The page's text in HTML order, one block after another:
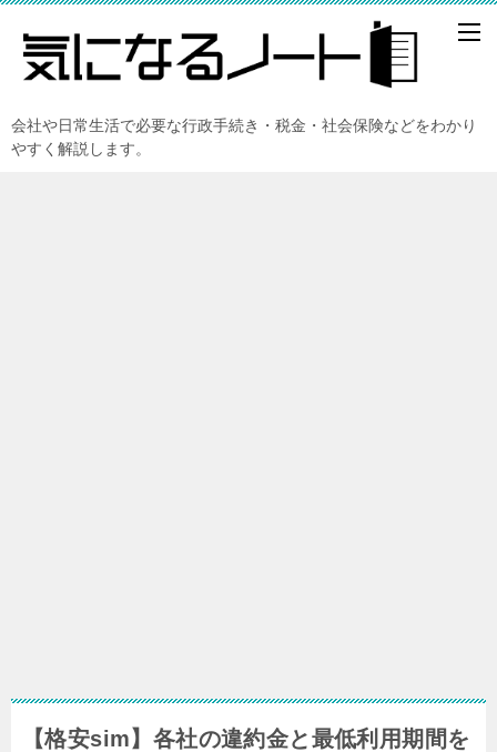
会社や日常生活で必要な行政手続き・税金・社会保険などをわかり
やすく解説します。
【格安sim】各社の違約金と最低利用期間を